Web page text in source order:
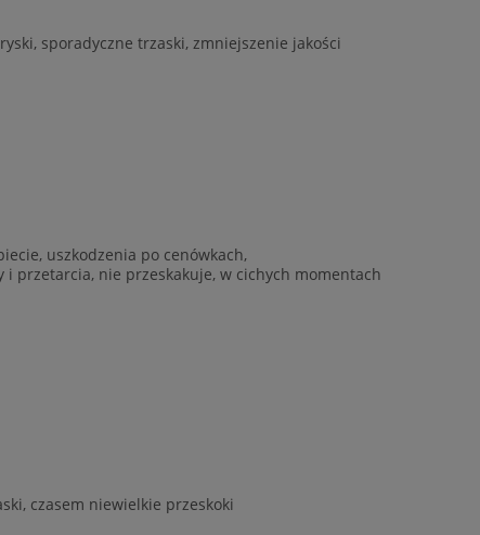
sporadyczne trzaski, zmniejszenie jakości
uszkodzenia po cenówkach,
przetarcia, nie przeskakuje, w cichych momentach
czasem niewielkie przeskoki